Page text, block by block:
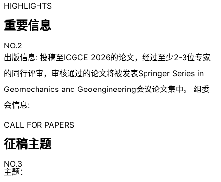
HIGHLIGHTS
重要信息
NO.2
出版信息: 投稿至ICGCE 2026的论文，经过至少2-3位专家
的同行评审，审核通过的论文将被发表Springer Series in
Geomechanics and Geoengineering会议论文集中。 组委
会信息:
CALL FOR PAPERS
征稿主题
NO.3
主题：